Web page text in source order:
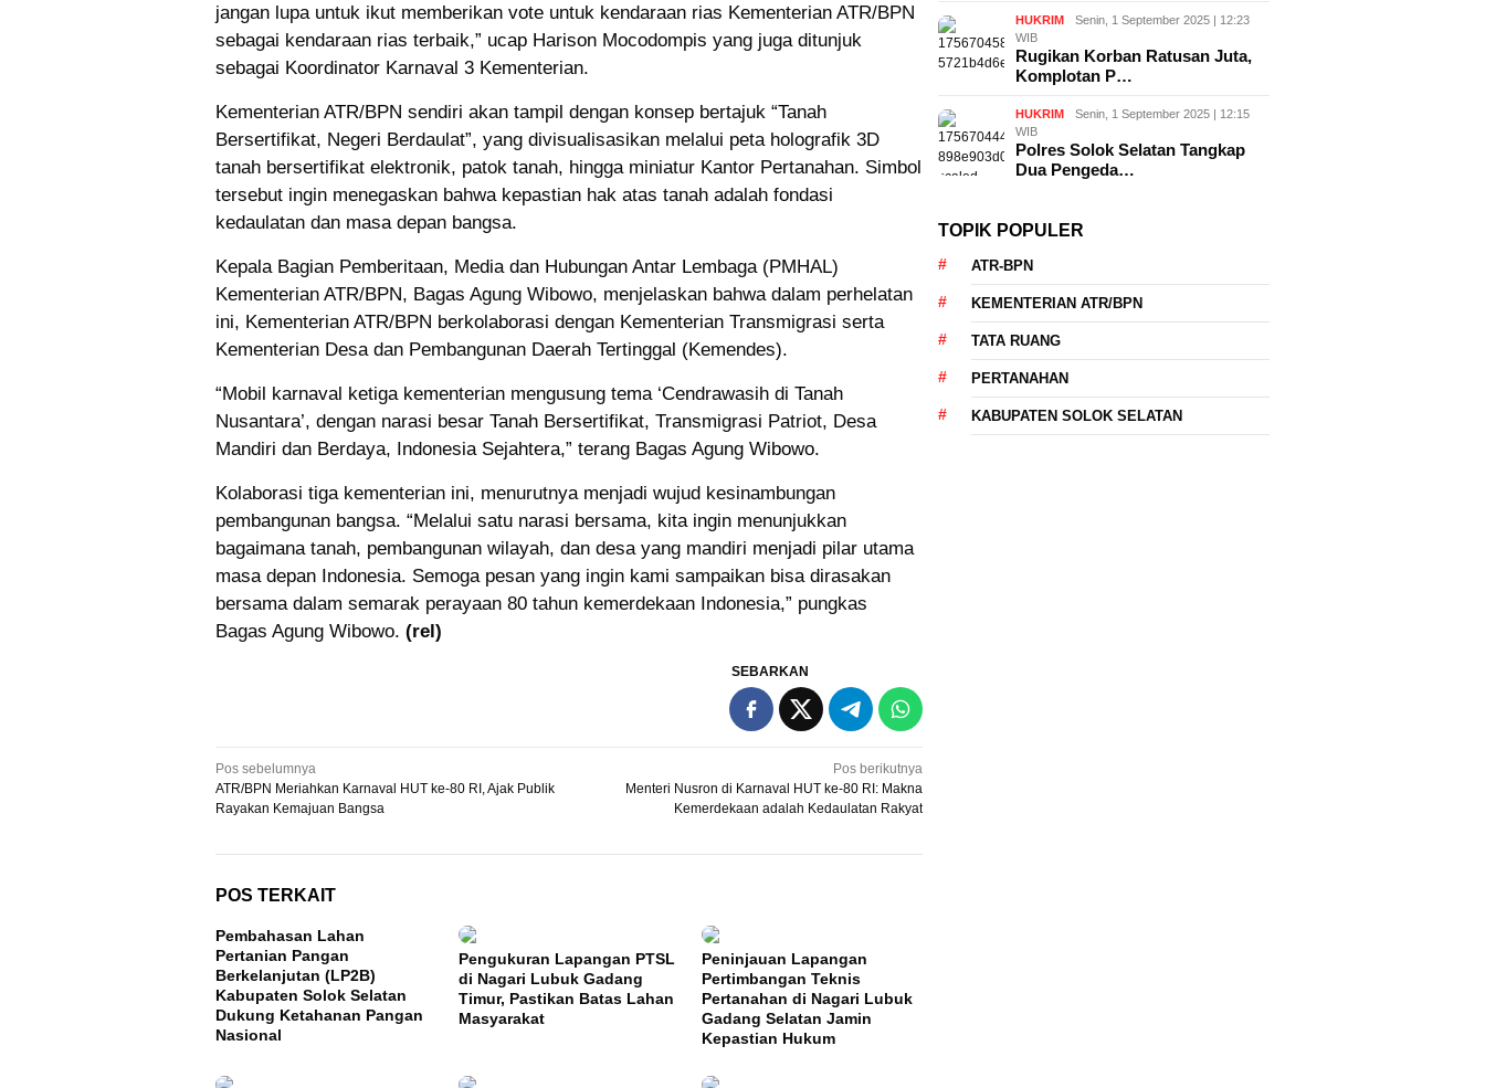
jangan lupa untuk ikut memberikan vote untuk kendaraan rias Kementerian ATR/BPN
sebagai kendaraan rias terbaik,” ucap Harison Mocodompis yang juga ditunjuk
sebagai Koordinator Karnaval 3 Kementerian.
Kementerian ATR/BPN sendiri akan tampil dengan konsep bertajuk “Tanah
Bersertifikat, Negeri Berdaulat”, yang divisualisasikan melalui peta holografik 3D
tanah bersertifikat elektronik, patok tanah, hingga miniatur Kantor Pertanahan. Simbol
tersebut ingin menegaskan bahwa kepastian hak atas tanah adalah fondasi
kedaulatan dan masa depan bangsa.
Kepala Bagian Pemberitaan, Media dan Hubungan Antar Lembaga (PMHAL)
Kementerian ATR/BPN, Bagas Agung Wibowo, menjelaskan bahwa dalam perhelatan
ini, Kementerian ATR/BPN berkolaborasi dengan Kementerian Transmigrasi serta
Kementerian Desa dan Pembangunan Daerah Tertinggal (Kemendes).
“Mobil karnaval ketiga kementerian mengusung tema ‘Cendrawasih di Tanah
Nusantara’, dengan narasi besar Tanah Bersertifikat, Transmigrasi Patriot, Desa
Mandiri dan Berdaya, Indonesia Sejahtera,” terang Bagas Agung Wibowo.
Kolaborasi tiga kementerian ini, menurutnya menjadi wujud kesinambungan
pembangunan bangsa. “Melalui satu narasi bersama, kita ingin menunjukkan
bagaimana tanah, pembangunan wilayah, dan desa yang mandiri menjadi pilar utama
masa depan Indonesia. Semoga pesan yang ingin kami sampaikan bisa dirasakan
bersama dalam semarak perayaan 80 tahun kemerdekaan Indonesia,” pungkas
Bagas Agung Wibowo. (rel)
SEBARKAN
Navigasi
pos
Pos sebelumnya
ATR/BPN Meriahkan Karnaval HUT ke-80 RI, Ajak Publik
Rayakan Kemajuan Bangsa
Pos berikutnya
Menteri Nusron di Karnaval HUT ke-80 RI: Makna
Kemerdekaan adalah Kedaulatan Rakyat
POS TERKAIT
Pembahasan Lahan
Pertanian Pangan
Berkelanjutan (LP2B)
Kabupaten Solok Selatan
Dukung Ketahanan Pangan
Nasional
Pengukuran Lapangan PTSL
di Nagari Lubuk Gadang
Timur, Pastikan Batas Lahan
Masyarakat
Peninjauan Lapangan
Pertimbangan Teknis
Pertanahan di Nagari Lubuk
Gadang Selatan Jamin
Kepastian Hukum
HUKRIM
Senin, 1 September 2025 | 12:23
WIB
Rugikan Korban Ratusan Juta,
Komplotan P…
HUKRIM
Senin, 1 September 2025 | 12:15
WIB
Polres Solok Selatan Tangkap
Dua Pengeda…
TOPIK POPULER
ATR-BPN
KEMENTERIAN ATR/BPN
TATA RUANG
PERTANAHAN
KABUPATEN SOLOK SELATAN